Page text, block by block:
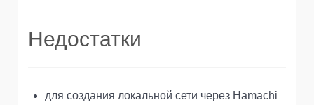
Недостатки
для создания локальной сети через Hamachi